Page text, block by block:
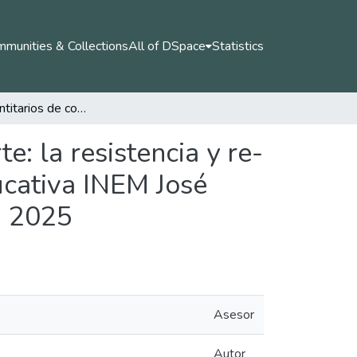
& CollectionsAll of DSpace Statistics
Procesos identitarios de convivencia a través del arte: la resistencia y re-existencia de los jóvenes skate de la institución educativa INEM José Félix de Restrepo, Medellín, Colombia, años 2024 - 2025
la resistencia y re-
INEM José
2025
Asesor